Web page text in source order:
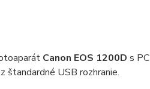
Canon EOS 1200D s
štandardné USB rozhranie.